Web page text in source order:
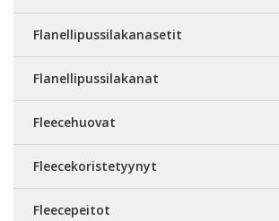
Flanellipussilakanasetit
Flanellipussilakanat
Fleecehuovat
Fleecekoristetyynyt
Fleecepeitot